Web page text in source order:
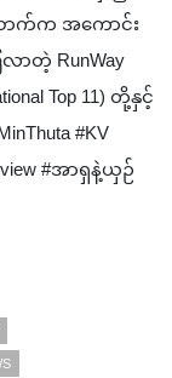
ယ့်ဘက်က အကောင်း
ာတဲ့ RunWay
Top 11) တို့နှင့်
#KV
#အာရှနဲ့ယှဉ်